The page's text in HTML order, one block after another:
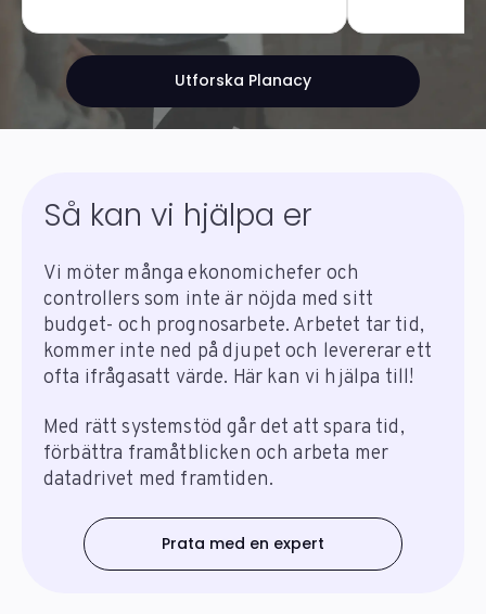
Utforska Planacy
Så kan vi hjälpa er
Vi möter många ekonomichefer och
controllers som inte är nöjda med sitt
budget- och prognosarbete. Arbetet tar tid,
kommer inte ned på djupet och levererar ett
ofta ifrågasatt värde. Här kan vi hjälpa till!
Med rätt systemstöd går det att spara tid,
förbättra framåtblicken och arbeta mer
datadrivet med framtiden.
Prata med en expert